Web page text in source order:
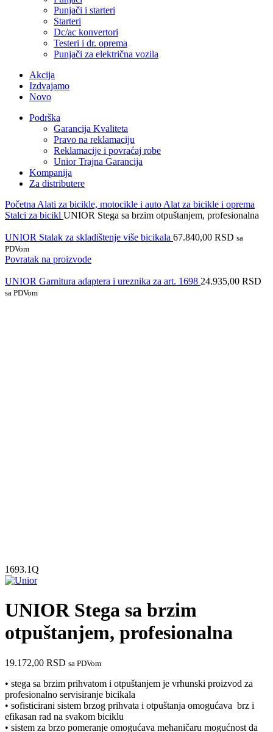
Punjači i starteri
Starteri
Dc/ac konvertori
Testeri i dr. oprema
Punjači za električna vozila
Akcija
Izdvajamo
Novo
Podrška
Garancija Kvaliteta
Pravo na reklamaciju
Reklamacije i povraćaj robe
Unior Trajna Garancija
Kompanija
Za distributere
Početna Alati za bicikle, motocikle i auto Alat za bicikle i oprema
Stalci za bicikl UNIOR Stega sa brzim otpuštanjem, profesionalna
UNIOR Stalak za skladištenje više bicikala 67.840,00 RSD sa
PDVom
Povratak na proizvode
UNIOR Garnitura adaptera i ureznika za art. 1698 24.935,00 RSD
sa PDVom
1693.1Q
UNIOR Stega sa brzim
otpuštanjem, profesionalna
19.172,00 RSD sa PDVom
• stega sa brzim prihvatom i otpuštanjem je vrhunski proizvod za
profesionalno servisiranje bicikala
• sofisticirani sistem brzog prihvata i otpuštanja omogućava brz i
efikasan rad na svakom biciklu
• sistem za brzo pomeranje omogućava mehaničaru mogućnost da